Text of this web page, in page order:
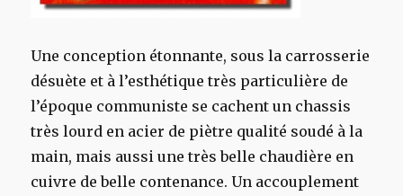
Une conception étonnante, sous la carrosserie
désuète et à l’esthétique très particulière de
l’époque communiste se cachent un chassis
très lourd en acier de piètre qualité soudé à la
main, mais aussi une très belle chaudière en
cuivre de belle contenance. Un accouplement